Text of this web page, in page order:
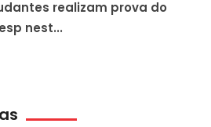
realizam prova do
nest...